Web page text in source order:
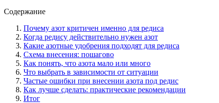
Содержание
Почему азот критичен именно для редиса
Когда редису действительно нужен азот
Какие азотные удобрения подходят для редиса
Схема внесения: пошагово
Как понять, что азота мало или много
Что выбрать в зависимости от ситуации
Частые ошибки при внесении азота под редис
Как лучше сделать: практические рекомендации
Итог